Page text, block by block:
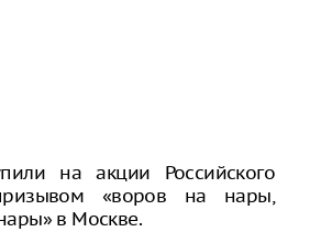
на акции Российского
«воров на нары,
в Москве.